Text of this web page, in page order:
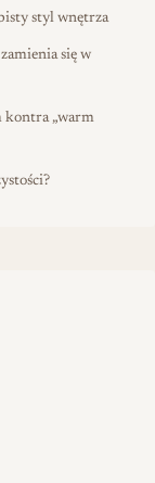
styl wnętrza
się w
kontra „warm